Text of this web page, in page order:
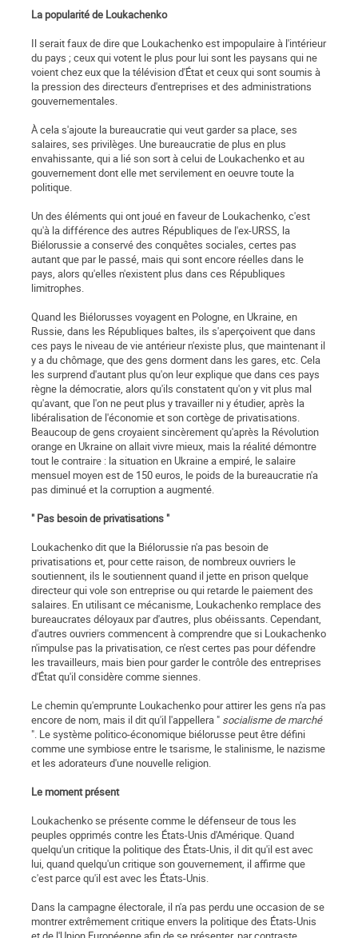
La popularité de Loukachenko
Il serait faux de dire que Loukachenko est impopulaire à l'intérieur
du pays ; ceux qui votent le plus pour lui sont les paysans qui ne
voient chez eux que la télévision d'État et ceux qui sont soumis à
la pression des directeurs d'entreprises et des administrations
gouvernementales.
À cela s'ajoute la bureaucratie qui veut garder sa place, ses
salaires, ses privilèges. Une bureaucratie de plus en plus
envahissante, qui a lié son sort à celui de Loukachenko et au
gouvernement dont elle met servilement en oeuvre toute la
politique.
Un des éléments qui ont joué en faveur de Loukachenko, c'est
qu'à la différence des autres Républiques de l'ex-URSS, la
Biélorussie a conservé des conquêtes sociales, certes pas
autant que par le passé, mais qui sont encore réelles dans le
pays, alors qu'elles n'existent plus dans ces Républiques
limitrophes.
Quand les Biélorusses voyagent en Pologne, en Ukraine, en
Russie, dans les Républiques baltes, ils s'aperçoivent que dans
ces pays le niveau de vie antérieur n'existe plus, que maintenant il
y a du chômage, que des gens dorment dans les gares, etc. Cela
les surprend d'autant plus qu'on leur explique que dans ces pays
règne la démocratie, alors qu'ils constatent qu'on y vit plus mal
qu'avant, que l'on ne peut plus y travailler ni y étudier, après la
libéralisation de l'économie et son cortège de privatisations.
Beaucoup de gens croyaient sincèrement qu'après la Révolution
orange en Ukraine on allait vivre mieux, mais la réalité démontre
tout le contraire : la situation en Ukraine a empiré, le salaire
mensuel moyen est de 150 euros, le poids de la bureaucratie n'a
pas diminué et la corruption a augmenté.
" Pas besoin de privatisations "
Loukachenko dit que la Biélorussie n'a pas besoin de
privatisations et, pour cette raison, de nombreux ouvriers le
soutiennent, ils le soutiennent quand il jette en prison quelque
directeur qui vole son entreprise ou qui retarde le paiement des
salaires. En utilisant ce mécanisme, Loukachenko remplace des
bureaucrates déloyaux par d'autres, plus obéissants. Cependant,
d'autres ouvriers commencent à comprendre que si Loukachenko
n'impulse pas la privatisation, ce n'est certes pas pour défendre
les travailleurs, mais bien pour garder le contrôle des entreprises
d'État qu'il considère comme siennes.
Le chemin qu'emprunte Loukachenko pour attirer les gens n'a pas
encore de nom, mais il dit qu'il l'appellera " socialisme de marché
". Le système politico-économique biélorusse peut être défini
comme une symbiose entre le tsarisme, le stalinisme, le nazisme
et les adorateurs d'une nouvelle religion.
Le moment présent
Loukachenko se présente comme le défenseur de tous les
peuples opprimés contre les États-Unis d'Amérique. Quand
quelqu'un critique la politique des États-Unis, il dit qu'il est avec
lui, quand quelqu'un critique son gouvernement, il affirme que
c'est parce qu'il est avec les États-Unis.
Dans la campagne électorale, il n'a pas perdu une occasion de se
montrer extrêmement critique envers la politique des États-Unis